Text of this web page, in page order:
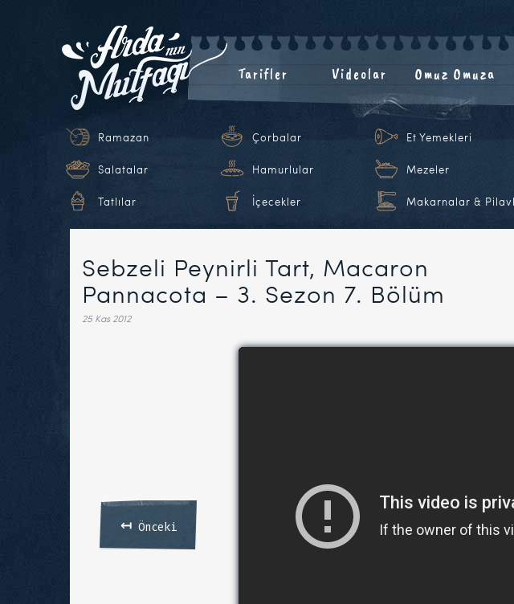
Tarifler Videolar Omuz Omuza
Ramazan Çorbalar Et Yemekleri
Salatalar Hamurlular Mezeler
Tatlılar İçecekler Makarnalar &
Sebzeli Peynirli Tart, Macaron
Pannacota – 3. Sezon 7. Bölüm
25 Kas 2012
↤Önceki